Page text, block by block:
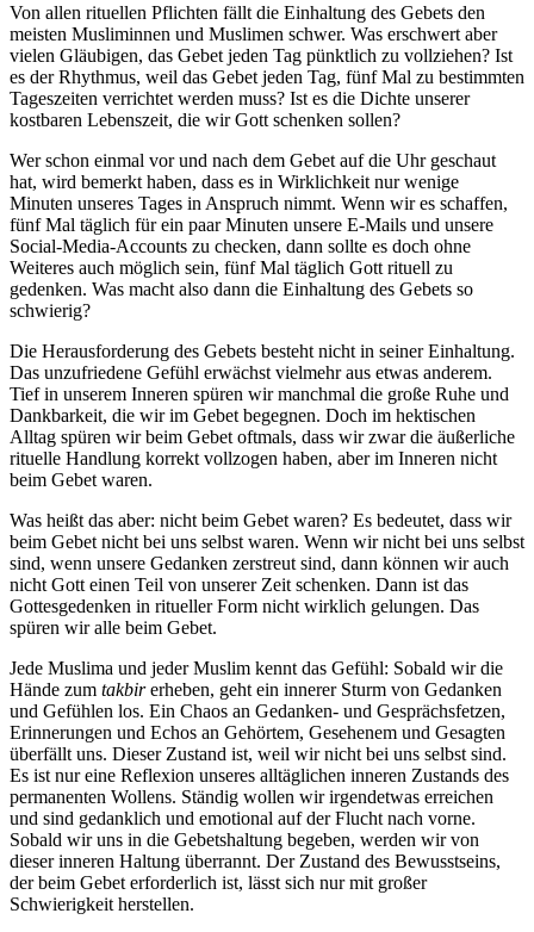
Von allen rituellen Pflichten fällt die Einhaltung des Gebets den
meisten Musliminnen und Muslimen schwer. Was erschwert aber
vielen Gläubigen, das Gebet jeden Tag pünktlich zu vollziehen? Ist
es der Rhythmus, weil das Gebet jeden Tag, fünf Mal zu bestimmten
Tageszeiten verrichtet werden muss? Ist es die Dichte unserer
kostbaren Lebenszeit, die wir Gott schenken sollen?
Wer schon einmal vor und nach dem Gebet auf die Uhr geschaut
hat, wird bemerkt haben, dass es in Wirklichkeit nur wenige
Minuten unseres Tages in Anspruch nimmt. Wenn wir es schaffen,
fünf Mal täglich für ein paar Minuten unsere E-Mails und unsere
Social-Media-Accounts zu checken, dann sollte es doch ohne
Weiteres auch möglich sein, fünf Mal täglich Gott rituell zu
gedenken. Was macht also dann die Einhaltung des Gebets so
schwierig?
Die Herausforderung des Gebets besteht nicht in seiner Einhaltung.
Das unzufriedene Gefühl erwächst vielmehr aus etwas anderem.
Tief in unserem Inneren spüren wir manchmal die große Ruhe und
Dankbarkeit, die wir im Gebet begegnen. Doch im hektischen
Alltag spüren wir beim Gebet oftmals, dass wir zwar die äußerliche
rituelle Handlung korrekt vollzogen haben, aber im Inneren nicht
beim Gebet waren.
Was heißt das aber: nicht beim Gebet waren? Es bedeutet, dass wir
beim Gebet nicht bei uns selbst waren. Wenn wir nicht bei uns selbst
sind, wenn unsere Gedanken zerstreut sind, dann können wir auch
nicht Gott einen Teil von unserer Zeit schenken. Dann ist das
Gottesgedenken in ritueller Form nicht wirklich gelungen. Das
spüren wir alle beim Gebet.
Jede Muslima und jeder Muslim kennt das Gefühl: Sobald wir die
Hände zum takbirerheben, geht ein innerer Sturm von Gedanken
und Gefühlen los. Ein Chaos an Gedanken- und Gesprächsfetzen,
Erinnerungen und Echos an Gehörtem, Gesehenem und Gesagten
überfällt uns. Dieser Zustand ist, weil wir nicht bei uns selbst sind.
Es ist nur eine Reflexion unseres alltäglichen inneren Zustands des
permanenten Wollens. Ständig wollen wir irgendetwas erreichen
und sind gedanklich und emotional auf der Flucht nach vorne.
Sobald wir uns in die Gebetshaltung begeben, werden wir von
dieser inneren Haltung überrannt. Der Zustand des Bewusstseins,
der beim Gebet erforderlich ist, lässt sich nur mit großer
Schwierigkeit herstellen.